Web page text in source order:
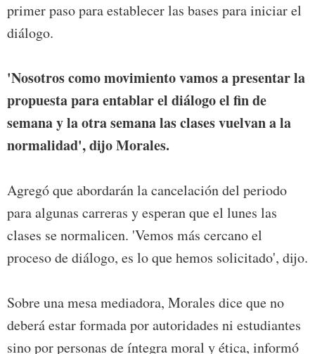
primer paso para establecer las bases para iniciar el
diálogo.
'Nosotros como movimiento vamos a presentar la
propuesta para entablar el diálogo el fin de
semana y la otra semana las clases vuelvan a la
normalidad', dijo Morales.
Agregó que abordarán la cancelación del periodo
para algunas carreras y esperan que el lunes las
clases se normalicen. 'Vemos más cercano el
proceso de diálogo, es lo que hemos solicitado', dijo.
Sobre una mesa mediadora, Morales dice que no
deberá estar formada por autoridades ni estudiantes
sino por personas de íntegra moral y ética, informó